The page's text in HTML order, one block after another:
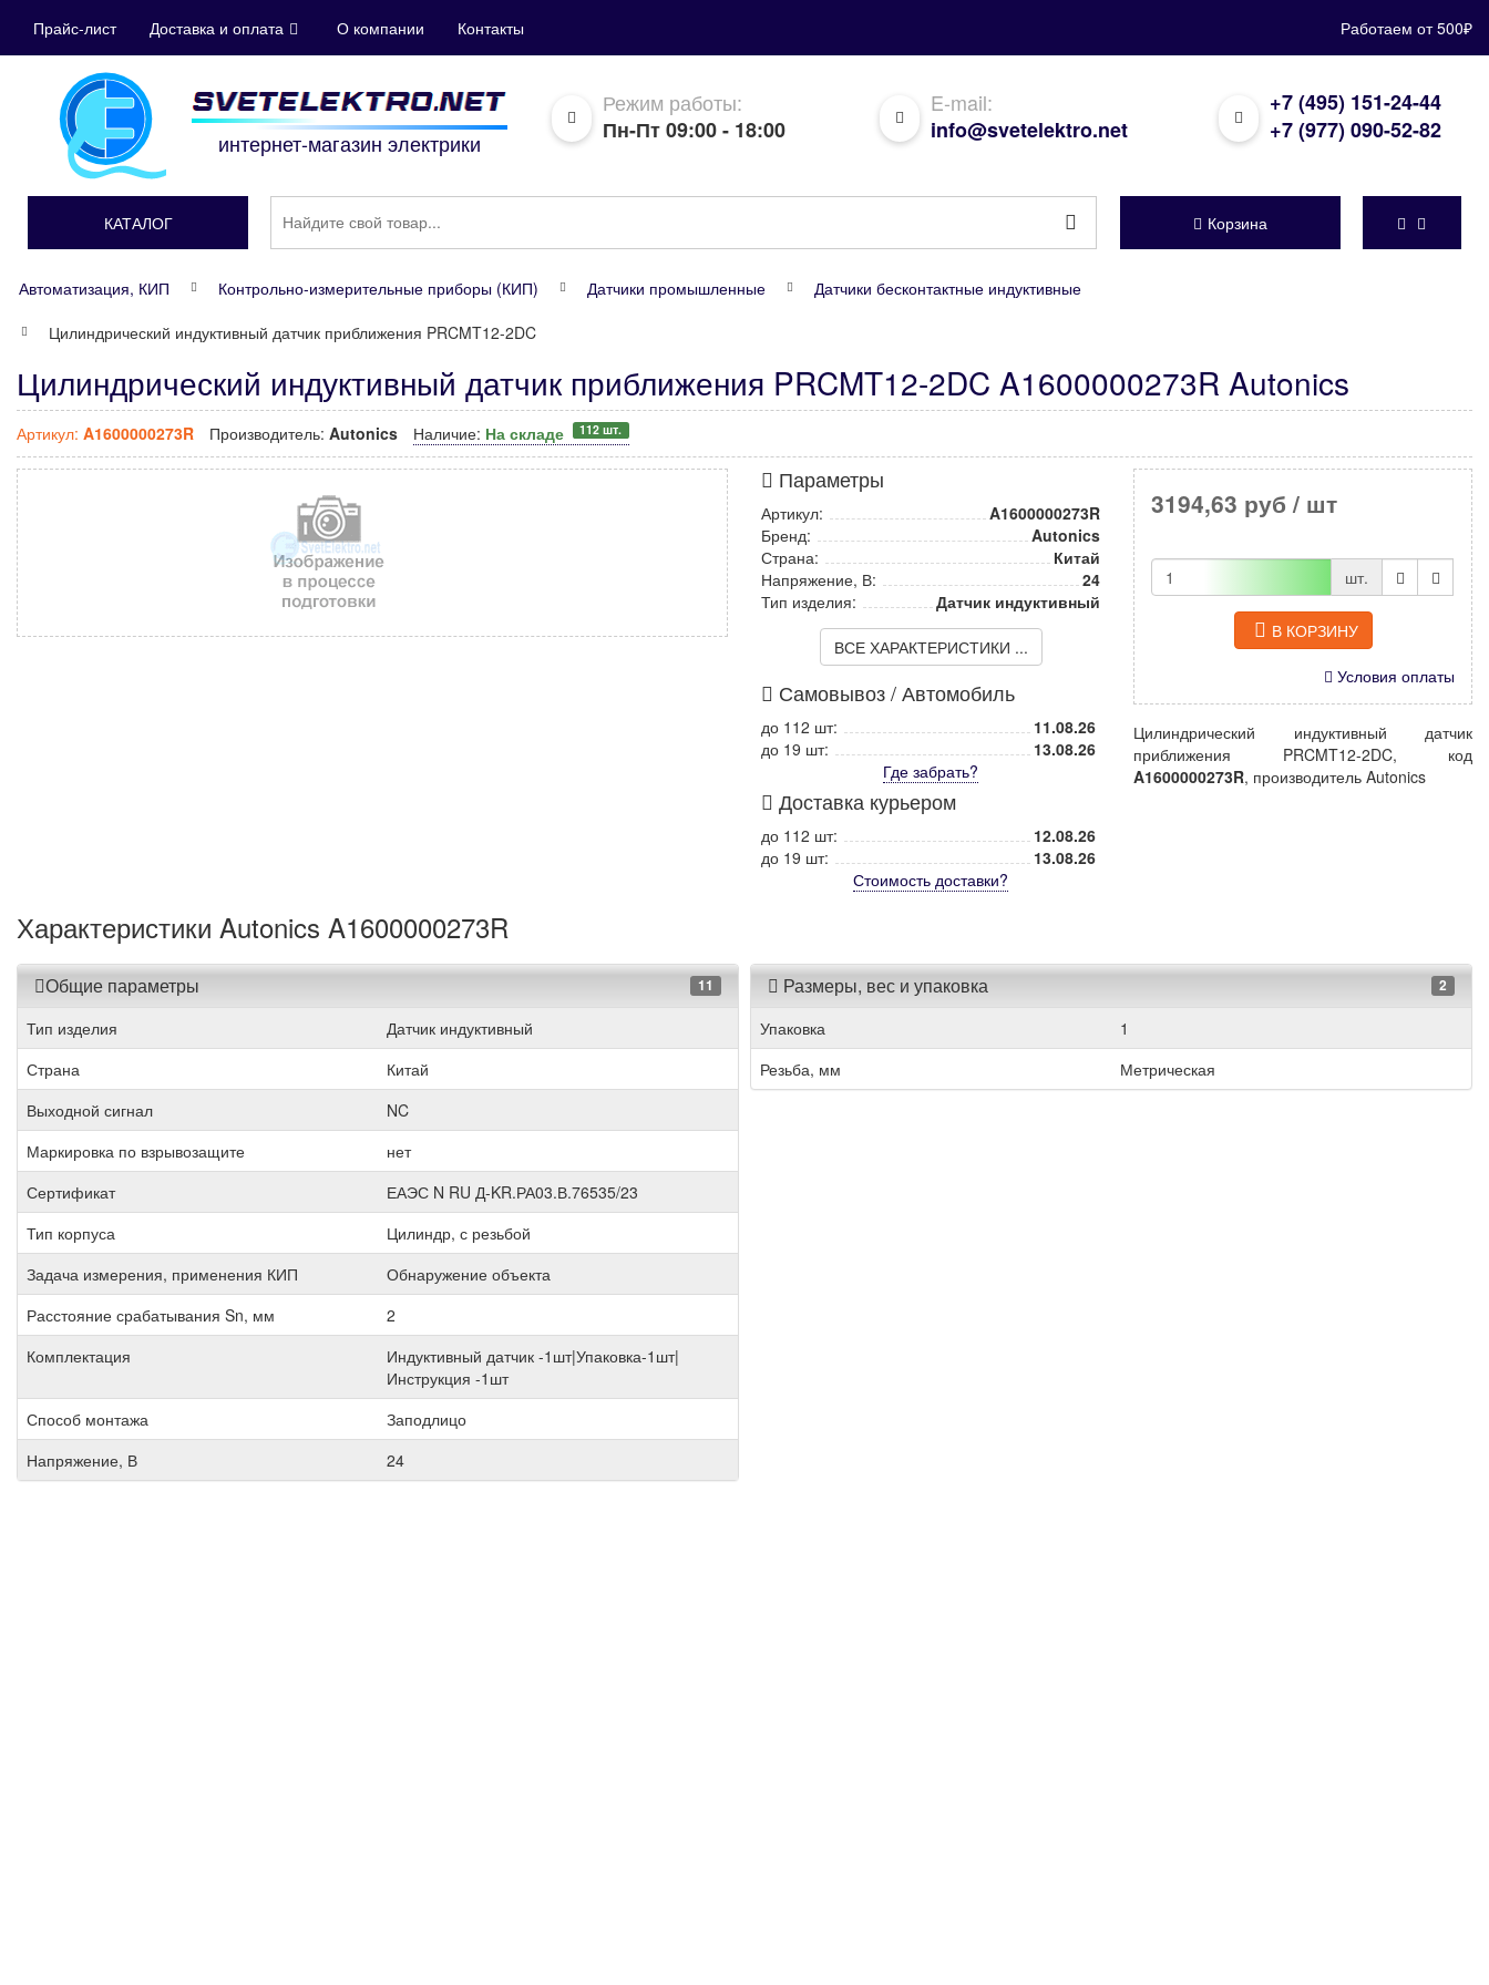
Прайс-лист Доставка и оплата О компании Контакты Работаем от 500₽
интернет-магазин электрики
Режим работы:
Пн-Пт 09:00 - 18:00
E-mail:
info@svetelektro.net
+7 (495) 151-24-44
+7 (977) 090-52-82
КАТАЛОГ Корзина
Автоматизация, КИП Контрольно-измерительные приборы (КИП) Датчики промышленные
Датчики бесконтактные индуктивные
Цилиндрический индуктивный датчик приближения PRCMT12-2DC
Цилиндрический индуктивный датчик приближения PRCMT12-2DC A1600000273R Autonics
Артикул: A1600000273R Производитель: Autonics Наличие: На складе 112 шт.
Параметры
Артикул:
A1600000273R
Бренд:
Autonics
Страна:
Китай
Напряжение, В:
24
Тип изделия:
Датчик индуктивный
ВСЕ ХАРАКТЕРИСТИКИ ...
Самовывоз / Автомобиль
до 112 шт:
11.08.26
до 19 шт:
13.08.26
Где забрать?
Доставка курьером
до 112 шт:
12.08.26
до 19 шт:
13.08.26
Стоимость доставки?
3194,63 руб / шт
шт.
В КОРЗИНУ
Условия оплаты
Цилиндрический индуктивный датчик
приближения PRCMT12-2DC, код
A1600000273R, производитель Autonics
Характеристики Autonics A1600000273R
Общие параметры 11
Тип изделия
Датчик индуктивный
Страна
Китай
Выходной сигнал
NC
Маркировка по взрывозащите
нет
Сертификат
ЕАЭС N RU Д-KR.РА03.В.76535/23
Тип корпуса
Цилиндр, с резьбой
Задача измерения, применения КИП
Обнаружение объекта
Расстояние срабатывания Sn, мм
2
Комплектация
Индуктивный датчик -1шт|Упаковка-1шт|
Инструкция -1шт
Способ монтажа
Заподлицо
Напряжение, В
24
Размеры, вес и упаковка 2
Упаковка
1
Резьба, мм
Метрическая